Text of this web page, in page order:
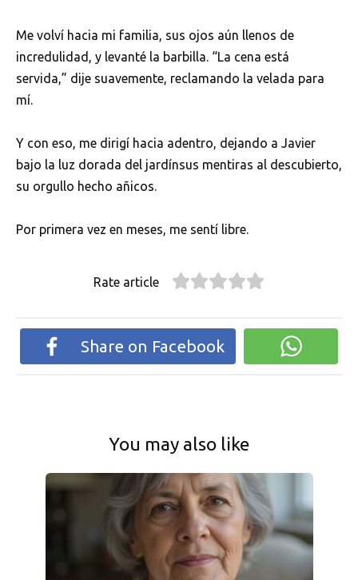
Me volví hacia mi familia, sus ojos aún llenos de
incredulidad, y levanté la barbilla. “La cena está
servida,” dije suavemente, reclamando la velada para
mí.
Y con eso, me dirigí hacia adentro, dejando a Javier
bajo la luz dorada del jardínsus mentiras al descubierto,
su orgullo hecho añicos.
Por primera vez en meses, me sentí libre.
Rate article
Share on Facebook
You may also like